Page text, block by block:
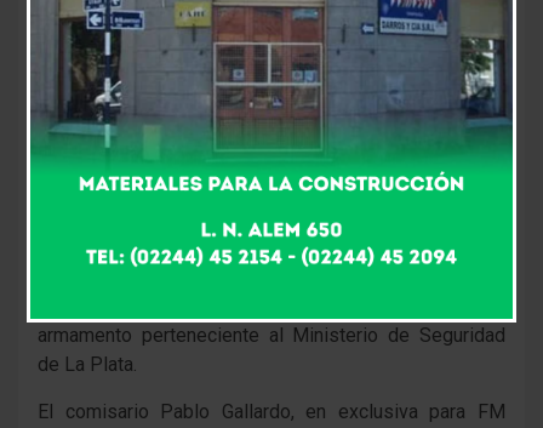
8 años atrás Fm Alpha
Esta mañana en el Salón Rojo del Palacio Municipal, el
intendente Ramón Canosa, junto al secretario de
Gobierno, Pedro Elgue y el subsecretario de Seguridad
Pública municipal, Diego Fernández, y autoridades de
las fuerzas de seguridad local, entregaron 130
armamento perteneciente al Ministerio de Seguridad
de La Plata.
El comisario Pablo Gallardo, en exclusiva para FM